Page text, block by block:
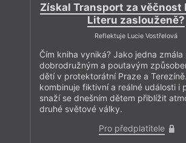
Získal Transport za věčnost
Literu zaslouženě?
Reflektuje Lucie Vostřelová
Čím kniha vyniká? Jako jedna
dobrodružným a poutavým
dětí v protektorátní Praze a
kombinuje fiktivní a reálné události i
snaží se dnešním dětem přiblížit
druhé světové války.
Pro předplatitele